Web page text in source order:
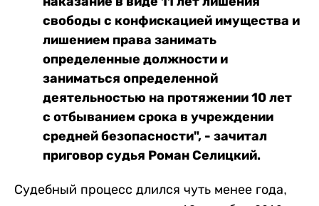
свободы с конфискацией имущества и
лишением права занимать
определенные должности и
заниматься определенной
деятельностью на протяжении 10 лет
с отбыванием срока в учреждении
средней безопасности", - зачитал
приговор судья Роман Селицкий.
Судебный процесс длился чуть менее года,